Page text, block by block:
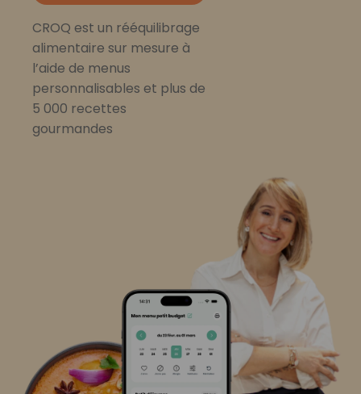
CROQ est un rééquilibrage
alimentaire sur mesure à
l’aide de menus
personnalisables et plus de
5 000 recettes
gourmandes